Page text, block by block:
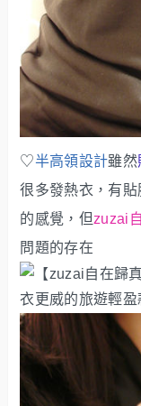
♡半高領設計雖然
很多發熱衣，有
的感覺，但zuzai
問題的存在